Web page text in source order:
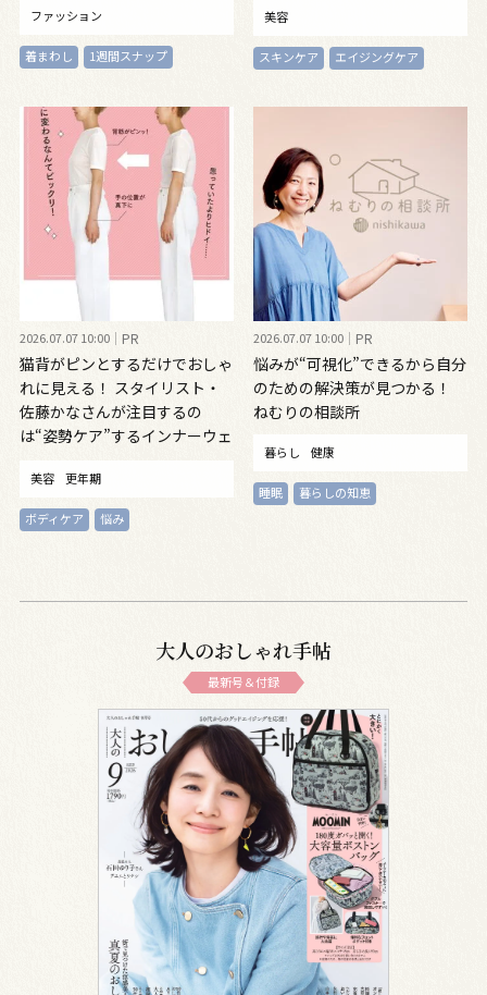
ファッション
着まわし 1週間スナップ
美容
スキンケア エイジングケア
2026.07.07 10:00 PR
猫背がピンとするだけでおしゃ
れに見える！ スタイリスト・
佐藤かなさんが注目するの
は“姿勢ケア”するインナーウェ
美容 更年期
ボディケア 悩み
2026.07.07 10:00 PR
悩みが“可視化”できるから自分
のための解決策が見つかる！
ねむりの相談所
暮らし 健康
睡眠 暮らしの知恵
大人のおしゃれ手帖
最新号＆付録